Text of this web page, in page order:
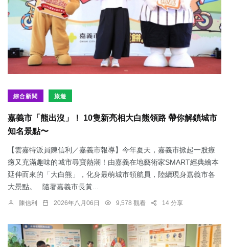
綜合新聞 旅遊
嘉義市「熊出沒」！ 10隻新亮相大白熊領路 帶你解鎖城市
知名景點〜
【雲嘉特派員陳信利／嘉義市報導】今年夏天，嘉義市掀起一股療
癒又充滿趣味的城市尋寶熱潮！由嘉義在地藝術家SMART經典繪本
延伸而來的「大白熊」，化身最萌城市領航員，陸續現身嘉義市各
大景點。 隨著嘉義市長黃...
陳信利 2026年八月06日 9,578 觀看 14 分享